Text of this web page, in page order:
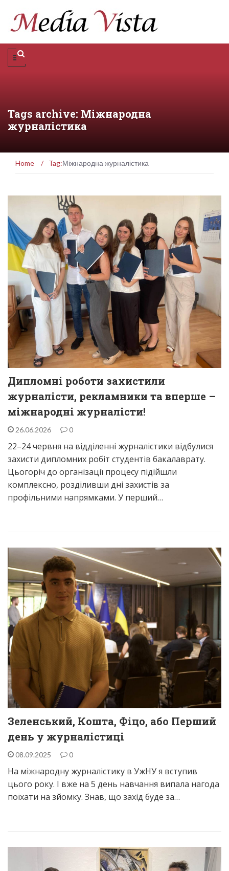
Tags archive: Міжнародна
журналістика
Home / Tag:Міжнародна журналістика
Дипломні роботи захистили
журналісти, рекламники та вперше –
міжнародні журналісти!
26.06.2026 0
22–24 червня на відділенні журналістики відбулися
захисти дипломних робіт студентів бакалаврату.
Цьогоріч до організації процесу підійшли
комплексно, розділивши дні захистів за
профільними напрямками. У перший…
Зеленський, Кошта, Фіцо, або Перший
день у журналістиці
08.09.2025 0
На міжнародну журналістику в УжНУ я вступив
цього року. І вже на 5 день навчання випала нагода
поїхати на зйомку. Знав, що захід буде за…